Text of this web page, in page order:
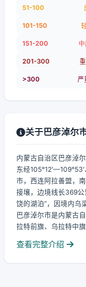
51-100
101-150
151-200
201-300
>300 严
关于巴彦淖尔
内蒙古自治区巴彦淖
东经
市，西连阿拉善盟，
接壤，边境线长369公
饶的湖泊”，因境内乌
巴彦淖尔市是内蒙古
拉特前旗、乌拉特中
查看完整介绍